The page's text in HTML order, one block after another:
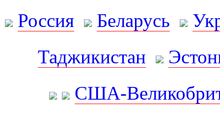
Россия Беларусь
Таджикистан
США-